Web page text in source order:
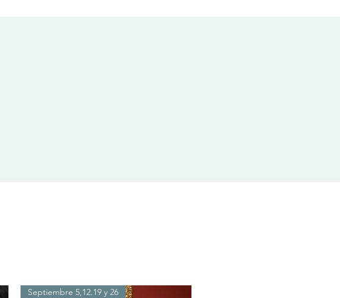
Septiembre 5,12.19 y 26